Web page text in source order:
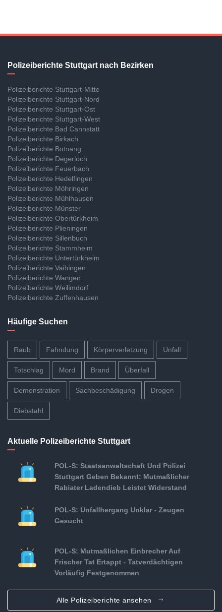
Polizeiberichte Stuttgart nach Bezirken
Polizeiberichte Stuttgart-Mitte
Polizeiberichte Stuttgart-Nord
Polizeiberichte Stuttgart-Ost
Polizeiberichte Stuttgart-West
Polizeiberichte Bad Cannstatt
Polizeiberichte Birkach
Polizeiberichte Botnang
Polizeiberichte Degerloch
Polizeiberichte Feuerbach
Polizeiberichte Hedelfingen
Polizeiberichte Möhringen
Polizeiberichte Mühlhausen
Polizeiberichte Münster
Polizeiberichte Obertürkheim
Polizeiberichte Plieningen
Polizeiberichte Sillenbuch
Polizeiberichte Stammheim
Polizeiberichte Untertürkheim
Polizeiberichte Vaihingen
Polizeiberichte Wangen
Polizeiberichte Weilimdorf
Polizeiberichte Zuffenhausen
Häufige Suchen
Raub Fahndung Körperverletzung Unfall
Totschlag Mord Brand Überfall
Demonstration Sachbeschädigung Drogen
Diebstahl
Aktuelle Polizeiberichte Stuttgart
POL-S: Staatsanwaltschaft Und Polizei
Stuttgart Geben Bekannt: Mutmaßlicher
Rabiater Ladendieb Leistet Widerstand
POL-S: Unfallhergang Unklar - Zeugen
Gesucht
POL-S: Mutmaßlichen Einbrecher Auf
Frischer Tat Ertappt - Tatverdächtigen
Vorläufig Festgenommen
Alle Polizeiberichte ansehen